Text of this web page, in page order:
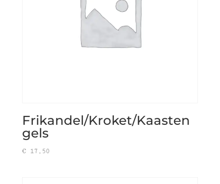
Frikandel/Kroket/Kaasten
gels
€17,50